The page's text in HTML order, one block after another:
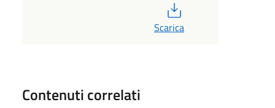
Scarica
Contenuti correlati